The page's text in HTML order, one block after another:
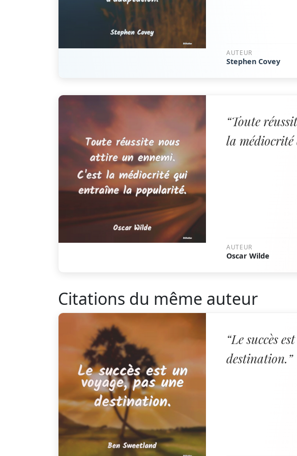
AUTEUR
Stephen Covey
“Toute
la
AUTEUR
Oscar Wilde
Citations du même auteur
“Le succès
destination.”